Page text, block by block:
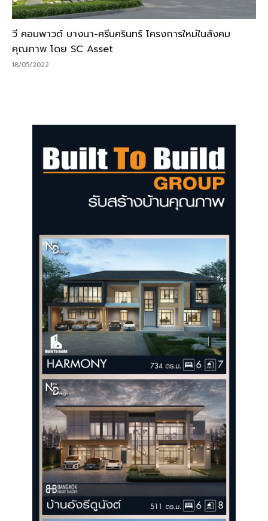
วี คอมพาวด์ บางนา-ศรีนครินทร์ โครงการใหม่ในสังคม
คุณภาพ โดย SC Asset
18/05/2022